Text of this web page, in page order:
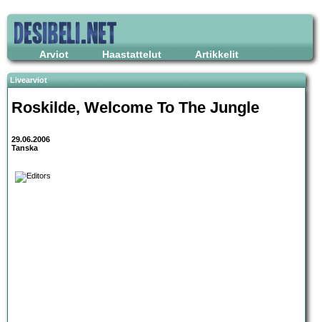
Arviot Haastattelut Artikkelit
Livearviot
Roskilde, Welcome To The Jungle
29.06.2006
Tanska